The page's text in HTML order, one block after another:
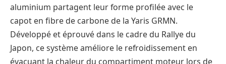
aluminium partagent leur forme profilée avec le
capot en fibre de carbone de la Yaris GRMN.
Développé et éprouvé dans le cadre du Rallye du
Japon, ce système améliore le refroidissement en
évacuant la chaleur du compartiment moteur lors de